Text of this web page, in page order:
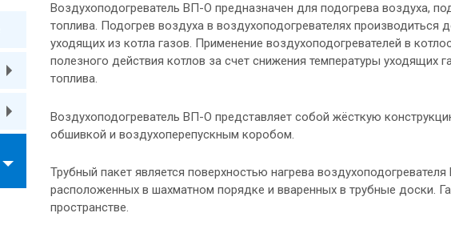
Воздухоподогреватель ВП-О предназначен для подогрева воздуха,
топлива. Подогрев воздуха в воздухоподогревателях производиться
уходящих из котла газов. Применение воздухоподогревателей в
полезного действия котлов за счет снижения температуры уходящих
топлива.
Воздухоподогреватель ВП-О представляет собой жёсткую
обшивкой и воздухоперепускным коробом.
Трубный пакет является поверхностью нагрева
расположенных в шахматном порядке и вваренных в трубные доски.
пространстве.